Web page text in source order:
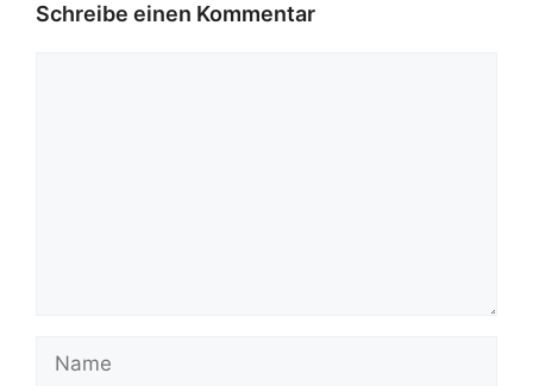
Schreibe einen Kommentar
Name